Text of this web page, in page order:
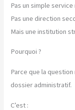
Pas un simple
Pas une direction
Mais une institution
Pourquoi ?
Parce que la question
dossier administratif.
C’est :